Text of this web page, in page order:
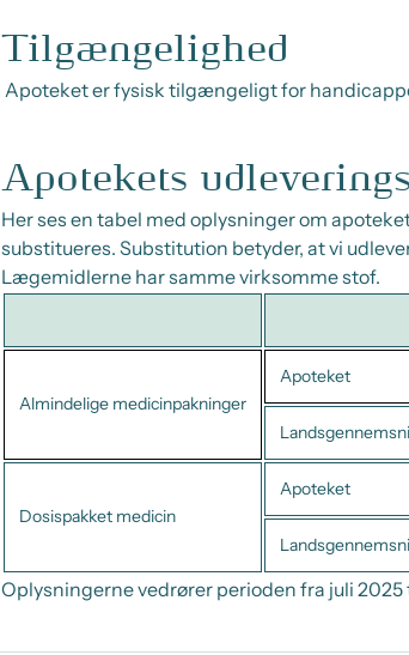
Tilgængelighed
Apoteket er fysisk tilgængeligt for
Apotekets
Her ses en tabel med oplysninger om
substitueres. Substitution betyder, at vi
Lægemidlerne har samme virksomme stof.
Almindelige medicinpakninger
Apoteket
Dosispakket medicin
Apoteket
Oplysningerne vedrører perioden fra juli